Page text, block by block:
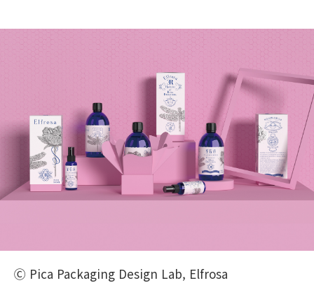
Ⓒ Pica Packaging Design Lab, Elfrosa